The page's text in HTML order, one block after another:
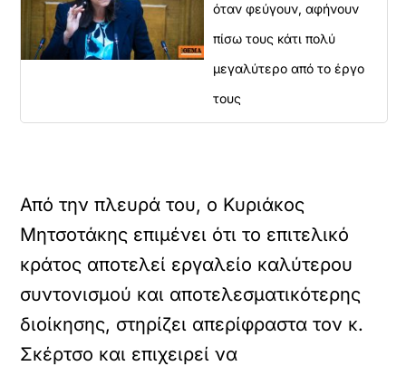
όταν φεύγουν, αφήνουν
πίσω τους κάτι πολύ
μεγαλύτερο από το έργο
τους
Από την πλευρά του, ο Κυριάκος
Μητσοτάκης επιμένει ότι το επιτελικό
κράτος αποτελεί εργαλείο καλύτερου
συντονισμού και αποτελεσματικότερης
διοίκησης, στηρίζει απερίφραστα τον κ.
Σκέρτσο και επιχειρεί να